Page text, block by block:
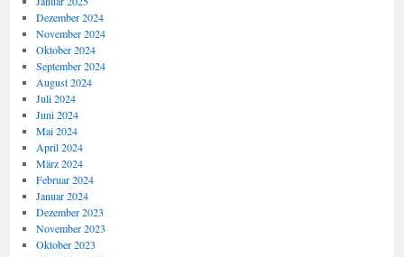
Dezember 2024
November 2024
Oktober 2024
September 2024
August 2024
Juli 2024
Juni 2024
Mai 2024
April 2024
März 2024
Februar 2024
Januar 2024
Dezember 2023
November 2023
Oktober 2023